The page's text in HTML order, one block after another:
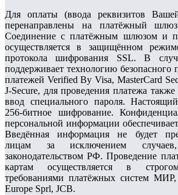
Для оплаты (ввода реквизитов
перенаправлены на платёжный
Соединение с платёжным шлюзом и
осуществляется в защищённом
протокола шифрования SSL. В
поддерживает технологию безопасного
платежей Verified By Visa, MasterCard
J-Secure, для проведения платежа
ввод специального пароля.
256-битное шифрование.
персональной информации
Введённая информация не будет
лицам за исключением случаев,
законодательством РФ. Проведение
картам осуществляется в
требованиями платёжных систем
Europe Sprl, JCB.